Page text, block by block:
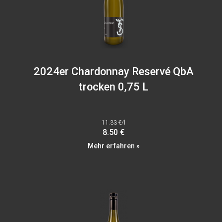
2024er Chardonnay Reservé QbA
trocken 0,75 L
11.33 €/l
8.50 €
Mehr erfahren »